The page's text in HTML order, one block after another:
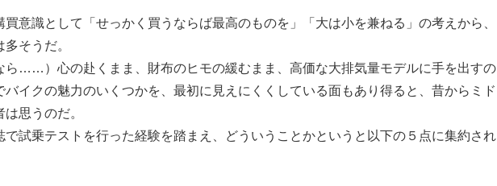
意識として「せっかく買うならば最高のものを」「大は小を兼ねる」の考えから、
そうだ。
ら……）心の赴くまま、財布のヒモの緩むまま、高価な大排気量モデルに手を出すの
イクの魅力のいくつかを、最初に見えにくくしている面もあり得ると、昔からミド
思うのだ。
で試乗テストを行った経験を踏まえ、どういうことかというと以下の５点に集約され